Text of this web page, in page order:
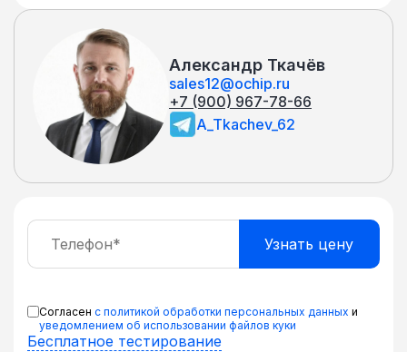
Александр Ткачёв
sales12@ochip.ru
+7 (900) 967-78-66
A_Tkachev_62
Согласен с политикой обработки персональных данных и
уведомлением об использовании файлов куки
Бесплатное тестирование